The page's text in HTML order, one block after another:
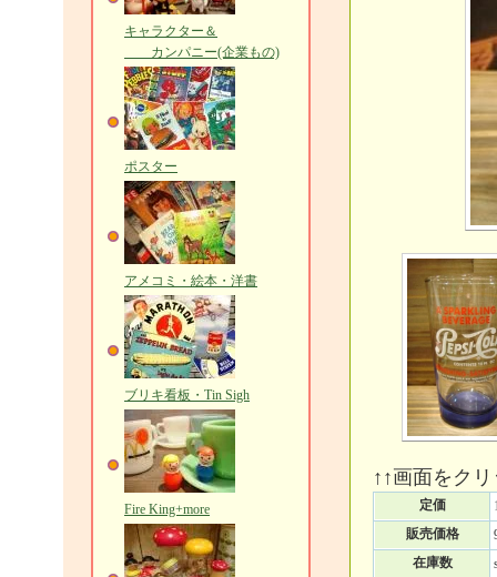
キャラクター＆
カンパニー(企業もの)
ポスター
アメコミ・絵本・洋書
ブリキ看板・Tin Sigh
Fire King+more
↑↑画面をク
定価
販売価格
在庫数